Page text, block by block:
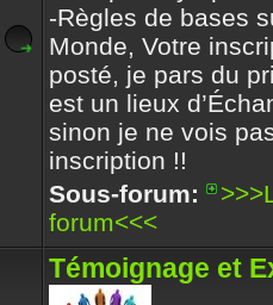
l-iap-t3413.html
Enjoy
30 Déc 2017 16:47
Bon voyage frerot
Enjoy
30 Déc 2017 16:32
Circle avait toujours
respectait
-Règles de bases
Monde, Votre
posté, je pars du
est un lieux
sinon je ne vois
inscription !!
Sous-forum:
forum<<<
Témoignage et